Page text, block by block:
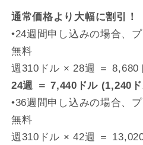
通常価格より大幅に割引！
•24週間申し込みの場合、
無料
週310ドル × 28週 ＝
24週 ＝ 7,440ドル (1,240
•36週間申し込みの場合、
無料
週310ドル × 42週 ＝